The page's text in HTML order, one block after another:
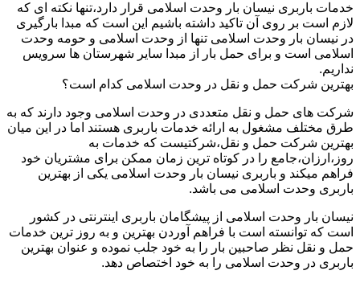
خدمات باربری نیسان بار وحدت اسلامی قرار دارد،تنها نکته ای که
لازم است بر روی آن تاکید داشته باشیم این است که مبدا بارگیری
در نیسان بار وحدت اسلامی تنها از وحدت اسلامی و حومه وحدت
اسلامی است و برای حمل بار از مبدا سایر شهرستان ها سرویس
نداریم.
بهترین شرکت حمل و نقل در وحدت اسلامی کدام است؟
شرکت های حمل و نقل متعددی در وحدت اسلامی وجود دارند که به
طرق مختلف مشغول به ارائه خدمات باربری هستند اما در این میان
بهترین شرکت حمل و نقل،شرکتیست که خدمات به
روز،ارزان،جامع را در کوتاه ترین زمان ممکن برای مشتریان خود
فراهم میکند و باربری نیسان بار وحدت اسلامی یکی از بهترین
باربری وحدت اسلامی می باشد.
نیسان بار وحدت اسلامی از پیشگامان باربری اینترنتی در کشور
است که توانسته است با فراهم آوردن بهترین و به روز ترین خدمات
حمل و نقل نظر صاحبین بار را به خود جلب نموده و عنوان بهترین
باربری در وحدت اسلامی را به خود اختصاص دهد.